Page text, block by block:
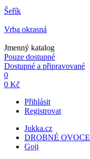
Šeřík
Vrba okrasná
Jmenný katalog
Pouze dostupné
Dostupné a připravované
0
0 Kč
Přihlásit
Registrovat
Jukka.cz
DROBNÉ OVOCE
Goji